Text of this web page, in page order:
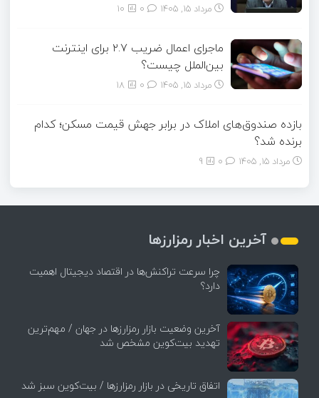
مرداد ۱۵, ۱۴۰۵ 10
ماجرای اعمال ضریب ۲.۷ برای اینترنت
بین‌الملل چیست؟
مرداد ۱۵, ۱۴۰۵ 18
بازده صندوق‌های املاک در برابر جهش قیمت مسکن؛ کدام
برنده شد؟
مرداد ۱۵, ۱۴۰۵ 9
آخرین اخبار رمزارزها
چرا سرعت تراکنش‌ها در اقتصاد دیجیتال اهمیت
دارد؟
آخرین وضعیت بازار رمزارزها در جهان / مهم‌ترین
تهدید بیت‌کوین مشخص شد
اتفاق تاریخی در بازار رمزارزها / بیت‌کوین سبز شد